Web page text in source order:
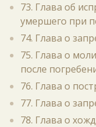
73. Глава об
умершего при
74. Глава о
75. Глава о
после
76. Глава о
77. Глава о
78. Глава о